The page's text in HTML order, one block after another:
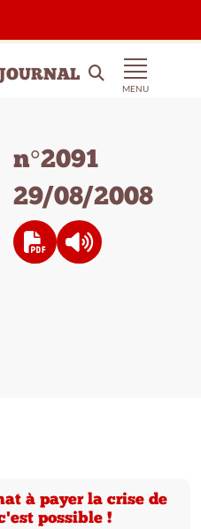
MENU
n°2091
29/08/2008
à payer la crise de
possible !